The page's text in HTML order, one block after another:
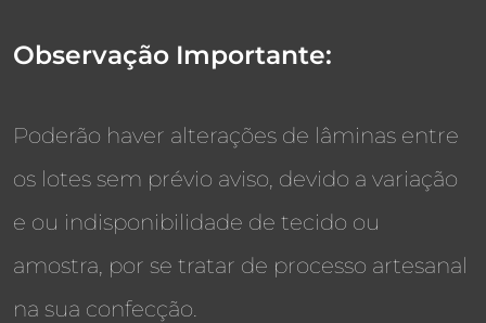
Observação Importante:
Poderão haver alterações de lâminas entre
os lotes sem prévio aviso, devido a variação
e ou indisponibilidade de tecido ou
amostra, por se tratar de processo artesanal
na sua confecção.